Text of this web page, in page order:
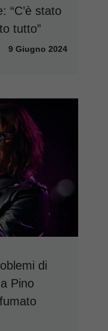
“C’è stato
tutto”
9 Giugno 2024
di
Pino